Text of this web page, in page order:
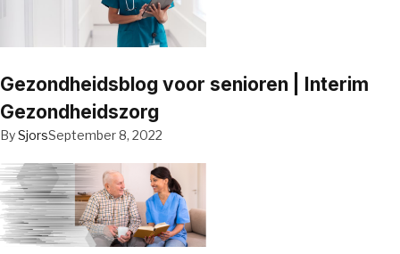
Gezondheidsblog voor senioren | Interim
Gezondheidszorg
BySjorsSeptember 8, 2022